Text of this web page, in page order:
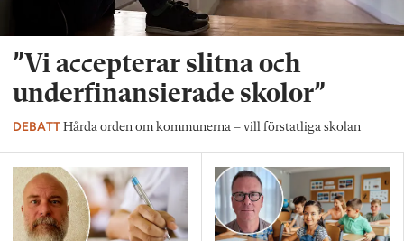
”Vi accepterar slitna och
underfinansierade skolor”
DEBATT Hårda orden om kommunerna – vill förstatliga skolan